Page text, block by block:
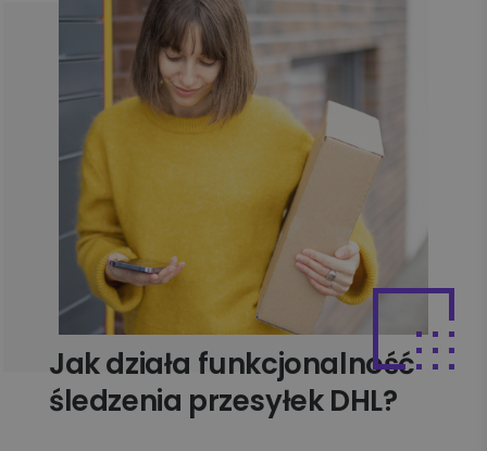
Jak działa funkcjonalność
śledzenia przesyłek DHL?